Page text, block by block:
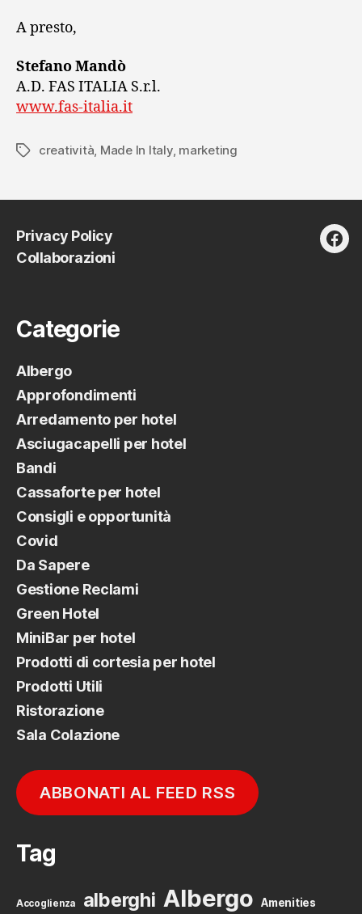
A presto,
Stefano Mandò
A.D. FAS ITALIA S.r.l.
www.fas-italia.it
Tag creatività Made In Italy, marketing
Privacy Policy
Collaborazioni
Categorie
Albergo
Approfondimenti
Arredamento per hotel
Asciugacapelli per hotel
Bandi
Cassaforte per hotel
Consigli e opportunità
Covid
Da Sapere
Gestione Reclami
Green Hotel
MiniBar per hotel
Prodotti di cortesia per hotel
Prodotti Utili
Ristorazione
Sala Colazione
ABBONATI AL FEED RSS
Tag
Accoglienza alberghi Albergo Amenities